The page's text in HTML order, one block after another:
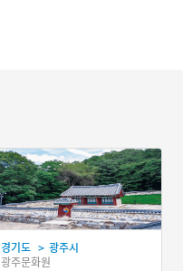
경기도 > 광주시
광주문화원